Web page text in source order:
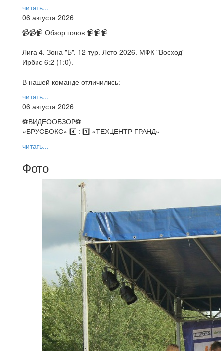
читать...
06 августа 2026
📹📹📹 Обзор голов 📹📹📹
Лига 4. Зона "Б". 12 тур. Лето 2026. МФК "Восход" -
Ирбис 6:2 (1:0).
В нашей команде отличились:
читать...
06 августа 2026
⚽️ВИДЕООБЗОР⚽️
«БРУСБОКС» 4️⃣ : 1️⃣ «ТЕХЦЕНТР ГРАНД»
читать...
Фото